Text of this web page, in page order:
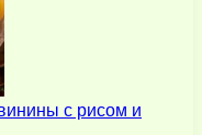
с рисом и